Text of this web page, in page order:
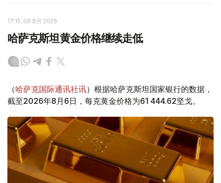
17:15, 06 8月 2026
哈萨克斯坦黄金价格继续走低
（哈萨克国际通讯社讯）根据哈萨克斯坦国家银行的数据，
截至2026年8月6日，每克黄金价格为61 444.62坚戈。